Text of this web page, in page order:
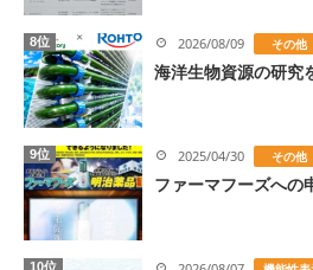
8位 2026/08/09 その他
海洋生物資源の研
9位 2025/04/30 その他
ファーマフーズへ
10位